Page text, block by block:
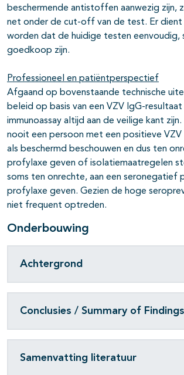
beschermende antistoffen aanwezig zijn,
net onder de cut-off van de test. Er
worden dat de huidige testen eenvoudig,
goedkoop zijn.
Professioneel en patiëntperspectief
Afgaand op bovenstaande technische
beleid op basis van een VZV IgG-resultaat
immunoassay altijd aan de veilige kant zijn.
nooit een persoon met een positieve
als beschermd beschouwen en dus ten
profylaxe geven of isolatiemaatregelen
soms ten onrechte, aan een seronegatief
profylaxe geven. Gezien de hoge
niet frequent optreden.
Onderbouwing
Achtergrond
Conclusies / Summary of Findings
Samenvatting literatuur